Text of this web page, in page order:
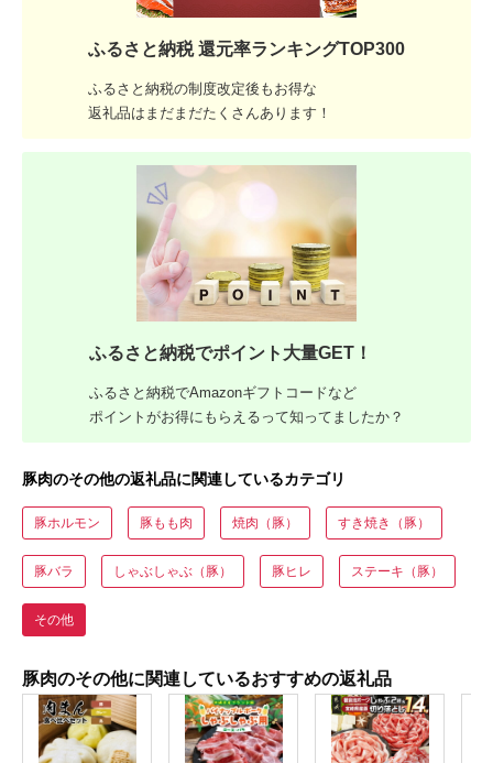
ふるさと納税 還元率ランキングTOP300
ふるさと納税の制度改定後もお得な
返礼品はまだまだたくさんあります！
ふるさと納税でポイント大量GET！
ふるさと納税でAmazonギフトコードなど
ポイントがお得にもらえるって知ってましたか？
豚肉のその他の返礼品に関連しているカテゴリ
豚ホルモン 豚もも肉 焼肉（豚） すき焼き（豚）
豚バラ しゃぶしゃぶ（豚） 豚ヒレ ステーキ（豚）
その他
豚肉のその他に関連しているおすすめの返礼品